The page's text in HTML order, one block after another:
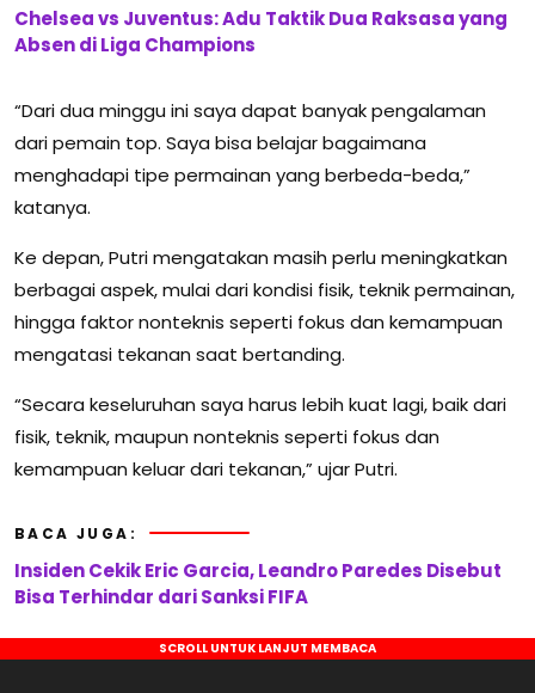
Chelsea vs Juventus: Adu Taktik Dua Raksasa yang
Absen di Liga Champions
“Dari dua minggu ini saya dapat banyak pengalaman
dari pemain top. Saya bisa belajar bagaimana
menghadapi tipe permainan yang berbeda-beda,”
katanya.
Ke depan, Putri mengatakan masih perlu meningkatkan
berbagai aspek, mulai dari kondisi fisik, teknik permainan,
hingga faktor nonteknis seperti fokus dan kemampuan
mengatasi tekanan saat bertanding.
“Secara keseluruhan saya harus lebih kuat lagi, baik dari
fisik, teknik, maupun nonteknis seperti fokus dan
kemampuan keluar dari tekanan,” ujar Putri.
BACA JUGA:
Insiden Cekik Eric Garcia, Leandro Paredes Disebut
Bisa Terhindar dari Sanksi FIFA